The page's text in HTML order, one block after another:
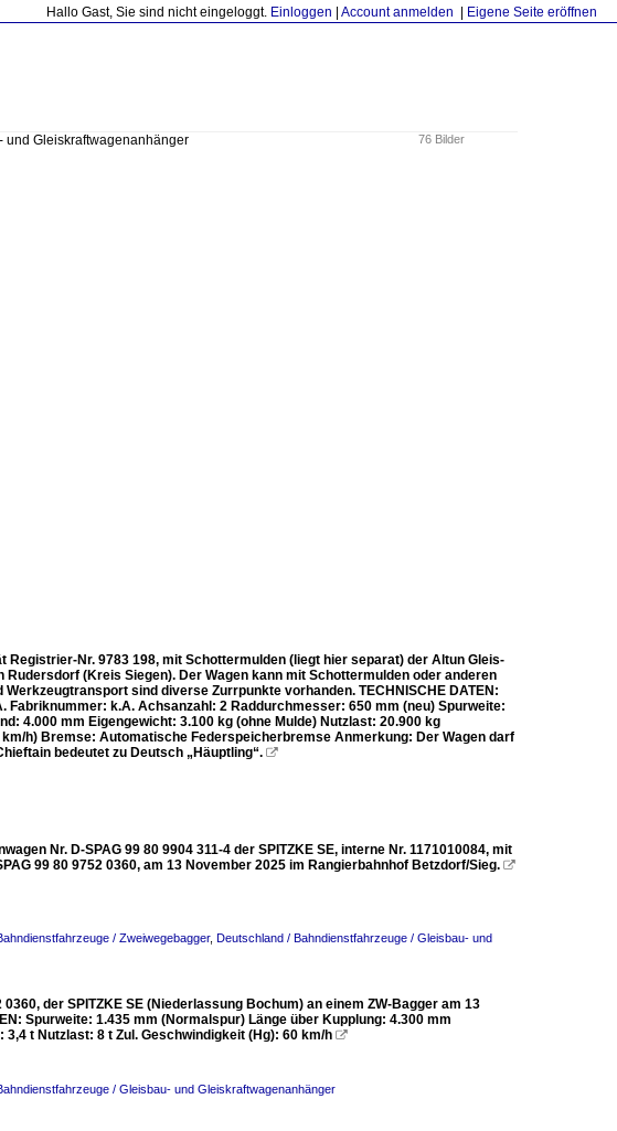
Hallo Gast, Sie sind nicht eingeloggt. Einloggen Account anmelden Eigene Seite eröffnen
76 Bilder
und Gleiskraftwagenanhänger
Registrier-Nr. 9783 198, mit Schottermulden (liegt hier separat) der Altun Gleis-
(Kreis Siegen). Der Wagen kann mit Schottermulden oder anderen
sind diverse Zurrpunkte vorhanden. TECHNISCHE DATEN:
k.A. Achsanzahl: 2 Raddurchmesser: 650 mm (neu) Spurweite:
4.000 mm Eigengewicht: 3.100 kg (ohne Mulde) Nutzlast: 20.900 kg
h) Bremse: Automatische Federspeicherbremse Anmerkung: Der Wagen darf
bedeutet zu Deutsch „Häuptling“. 
Nr. D-SPAG 99 80 9904 311-4 der SPITZKE SE, interne Nr. 1171010084, mit
99 80 9752 0360, am 13 November 2025 im Rangierbahnhof Betzdorf/Sieg. 
/ Zweiwegebagger, Deutschland / Bahndienstfahrzeuge / Gleisbau- und
der SPITZKE SE (Niederlassung Bochum) an einem ZW-Bagger am 13
Spurweite: 1.435 mm (Normalspur) Länge über Kupplung: 4.300 mm
t Nutzlast: 8 t Zul. Geschwindigkeit (Hg): 60 km/h 
/ Gleisbau- und Gleiskraftwagenanhänger